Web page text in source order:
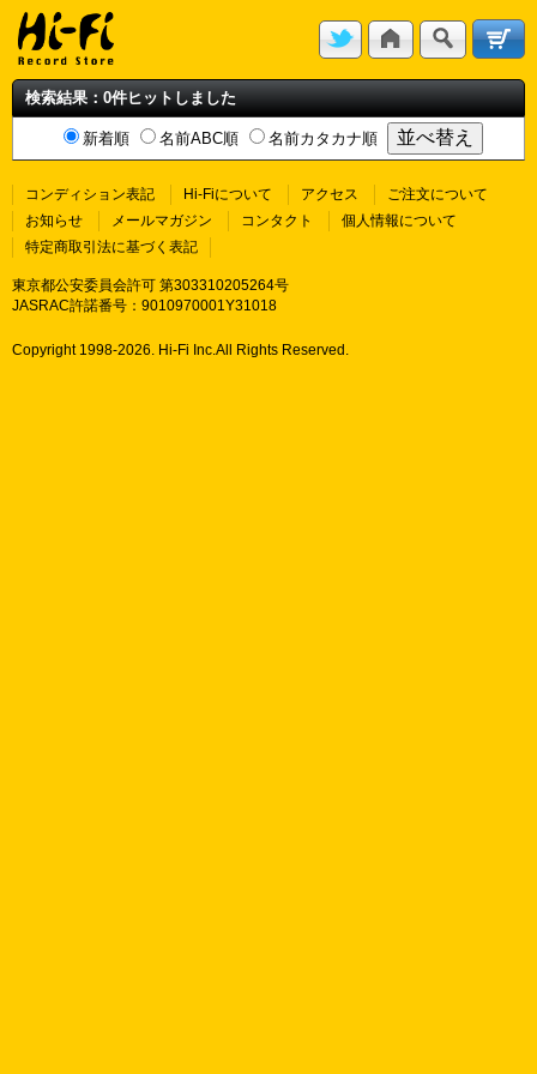
検索結果：0件ヒットしました
新着順 名前ABC順 名前カタカナ順
コンディション表記 Hi-Fiについて アクセス
ご注文について
お知らせ
メールマガジン コンタクト
個人情報について
特定商取引法に基づく表記
東京都公安委員会許可 第303310205264号
JASRAC許諾番号：9010970001Y31018
Copyright 1998-2026. Hi-Fi Inc.All Rights Reserved.